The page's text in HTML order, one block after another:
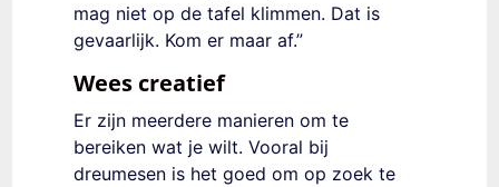
mag niet op de tafel klimmen. Dat is
gevaarlijk. Kom er maar af.”
Wees creatief
Er zijn meerdere manieren om te
bereiken wat je wilt. Vooral bij
dreumesen is het goed om op zoek te